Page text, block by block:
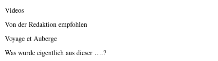
Videos
Von der Redaktion empfohlen
Voyage et Auberge
Was wurde eigentlich aus dieser ….?